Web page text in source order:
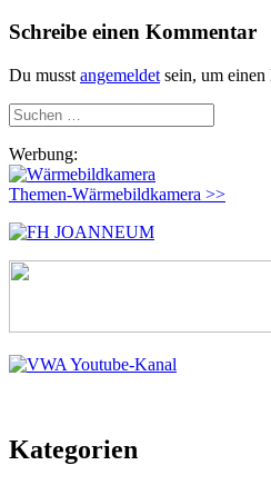
Schreibe einen Kommentar
Du musst angemeldet sein, um einen
Suchen
nach:
Werbung:
Themen-Wärmebildkamera >>
Kategorien